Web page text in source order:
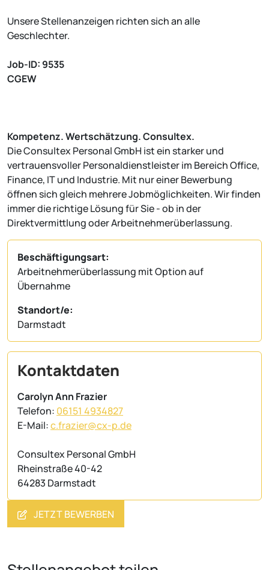
Unsere Stellenanzeigen richten sich an alle
Geschlechter.
Job-ID: 9535
CGEW
Kompetenz. Wertschätzung. Consultex.
Die Consultex Personal GmbH ist ein starker und
vertrauensvoller Personaldienstleister im Bereich Office,
Finance, IT und Industrie. Mit nur einer Bewerbung
öffnen sich gleich mehrere Jobmöglichkeiten. Wir finden
immer die richtige Lösung für Sie - ob in der
Direktvermittlung oder Arbeitnehmerüberlassung.
Beschäftigungsart:
Arbeitnehmerüberlassung mit Option auf
Übernahme
Standort/e:
Darmstadt
Kontaktdaten
Carolyn Ann Frazier
Telefon: 06151 4934827
E-Mail:c.frazier@cx-p.de
Consultex Personal GmbH
Rheinstraße 40-42
64283 Darmstadt
JETZT BEWERBEN